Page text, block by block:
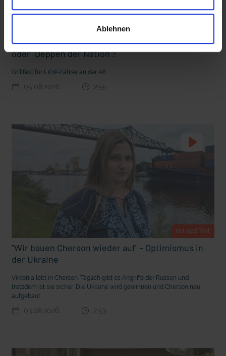
Ablehnen
Ostern erleben wie vor 2000 Jahren in Jerusalem
Seelsorge für Trucker: "Könige der Landstraße"
oder "Deppen der Nation"?
Grillfest für LKW-Fahrer an der A6
05.08.2026 2:55
mit epd Text
"Wir bauen Cherson wieder auf" - Optimismus in
der Ukraine
Viktoriia lebt in Cherson. Täglich gibt es Angriffe der Russen und
trotzdem ist sie sicher: Die Ukraine wird gewinnen und Cherson neu
aufgebaut.
03.08.2026 2:53